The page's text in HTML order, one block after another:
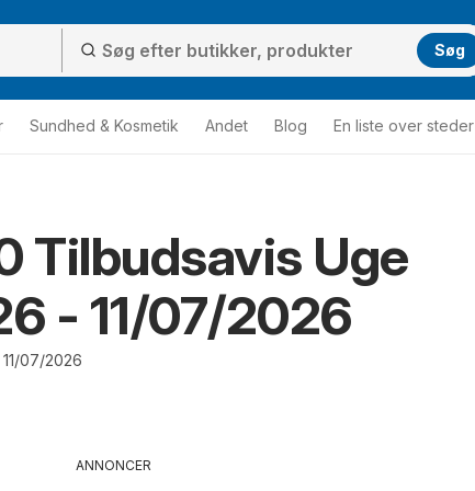
Søg
Sundhed & Kosmetik Andet Blog En liste over steder
Tilbudsavis Uge
- 11/07/2026
07/2026
ANNONCER